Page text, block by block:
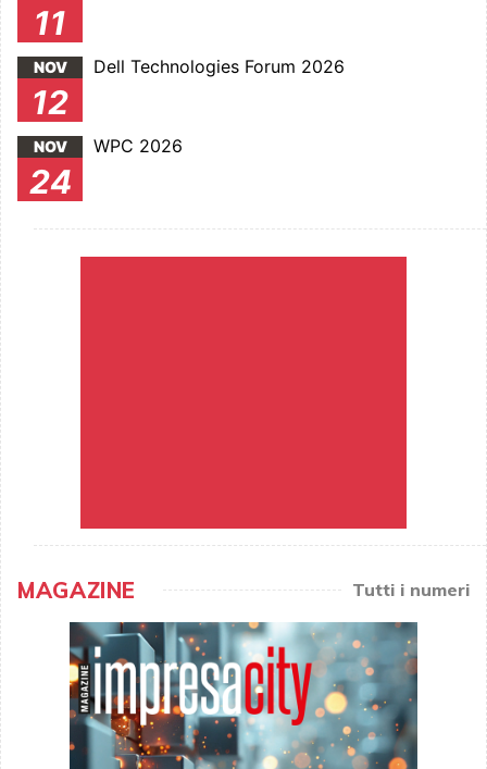
11
NOV
12
Dell Technologies Forum 2026
NOV
24
WPC 2026
MAGAZINE Tutti i numeri